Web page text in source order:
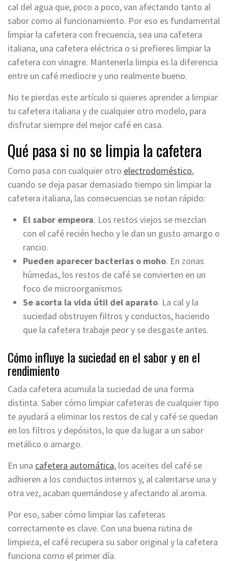
cal del agua que, poco a poco, van afectando tanto al
sabor como al funcionamiento. Por eso es fundamental
limpiar la cafetera con frecuencia, sea una cafetera
italiana, una cafetera eléctrica o si prefieres limpiar la
cafetera con vinagre. Mantenerla limpia es la diferencia
entre un café mediocre y uno realmente bueno.
No te pierdas este artículo si quieres aprender a limpiar
tu cafetera italiana y de cualquier otro modelo, para
disfrutar siempre del mejor café en casa.
Qué pasa si no se limpia la cafetera
Como pasa con cualquier otro electrodoméstico,
cuando se deja pasar demasiado tiempo sin limpiar la
cafetera italiana, las consecuencias se notan rápido:
El sabor empeora. Los restos viejos se mezclan
con el café recién hecho y le dan un gusto amargo o
rancio.
Pueden aparecer bacterias o moho. En zonas
húmedas, los restos de café se convierten en un
foco de microorganismos.
Se acorta la vida útil del aparato. La cal y la
suciedad obstruyen filtros y conductos, haciendo
que la cafetera trabaje peor y se desgaste antes.
Cómo influye la suciedad en el sabor y en el
rendimiento
Cada cafetera acumula la suciedad de una forma
distinta. Saber cómo limpiar cafeteras de cualquier tipo
te ayudará a eliminar los restos de cal y café se quedan
en los filtros y depósitos, lo que da lugar a un sabor
metálico o amargo.
En una cafetera automática, los aceites del café se
adhieren a los conductos internos y, al calentarse una y
otra vez, acaban quemándose y afectando al aroma.
Por eso, saber cómo limpiar las cafeteras
correctamente es clave. Con una buena rutina de
limpieza, el café recupera su sabor original y la cafetera
funciona como el primer día.